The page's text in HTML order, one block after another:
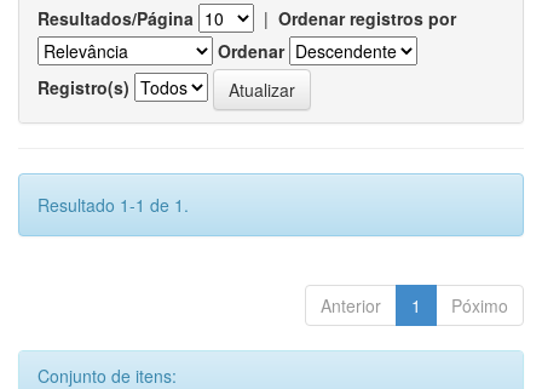
Resultados/Página | Ordenar registros por
Ordenar
Registro(s)
Resultado 1-1 de 1.
Anterior 1 Póximo
Conjunto de itens: